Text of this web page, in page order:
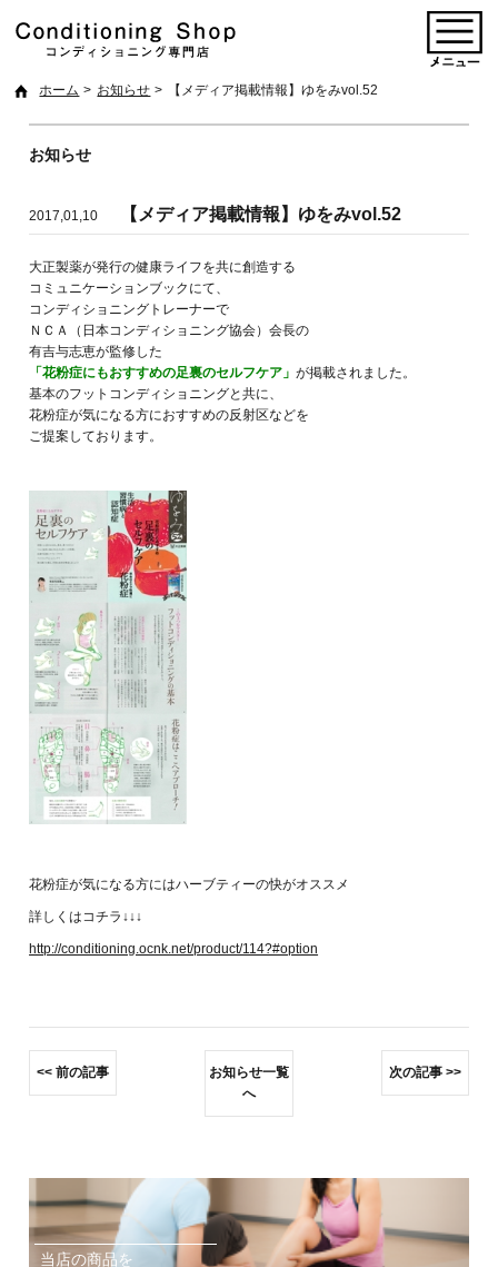
ホーム お知らせ 【メディア掲載情報】ゆをみvol.52
お知らせ
2017,01,10 【メディア掲載情報】ゆをみvol.52
大正製薬が発行の健康ライフを共に創造する
コミュニケーションブックにて、
コンディショニングトレーナーで
ＮＣＡ（日本コンディショニング協会）会長の
有吉与志恵が監修した
「花粉症にもおすすめの足裏のセルフケア」が掲載されました。
基本のフットコンディショニングと共に、
花粉症が気になる方におすすめの反射区などを
ご提案しております。
花粉症が気になる方にはハーブティーの快がオススメ
詳しくはコチラ↓↓↓
http://conditioning.ocnk.net/product/114?#option
前の記事
お知らせ一覧
へ
次の記事
当店の商品を